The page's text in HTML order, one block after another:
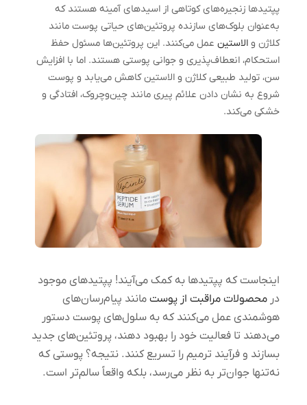
پپتیدها زنجیره‌های کوتاهی از اسیدهای آمینه هستند که
به‌عنوان بلوک‌های سازنده پروتئین‌های حیاتی پوست مانند
کلاژن و الاستین عمل می‌کنند. این پروتئین‌ها مسئول حفظ
استحکام، انعطاف‌پذیری و جوانی پوستی هستند. اما با افزایش
سن، تولید طبیعی کلاژن و الاستین کاهش می‌یابد و پوست
شروع به نشان دادن علائم پیری مانند چین‌وچروک، افتادگی و
خشکی می‌کند.
اینجاست که پپتیدها به کمک می‌آیند! پپتیدهای موجود
در محصولات مراقبت از پوست مانند پیام‌رسان‌های
هوشمندی عمل می‌کنند که به سلول‌های پوست دستور
می‌دهند تا فعالیت خود را بهبود دهند، پروتئین‌های جدید
بسازند و فرآیند ترمیم را تسریع کنند. نتیجه؟ پوستی که
نه‌تنها جوان‌تر به نظر می‌رسد، بلکه واقعاً سالم‌تر است.